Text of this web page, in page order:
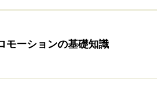
モーションの基礎知識